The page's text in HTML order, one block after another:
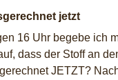
jetzt
16 Uhr begebe ich
dass der Stoff an
JETZT?